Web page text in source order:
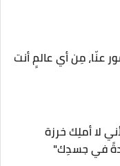
عنّا، مِن أي عالمٍ أنت
لا أملِك خرزة
في جسدِك"